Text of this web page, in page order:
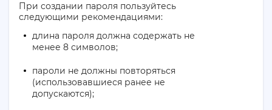
При создании пароля пользуйтесь
следующими рекомендациями:
длина пароля должна содержать не
менее 8 символов;
пароли не должны повторяться
(использовавшиеся ранее не
допускаются);